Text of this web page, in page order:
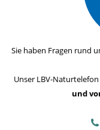
Sie haben Fragen rund
Unser LBV-
und